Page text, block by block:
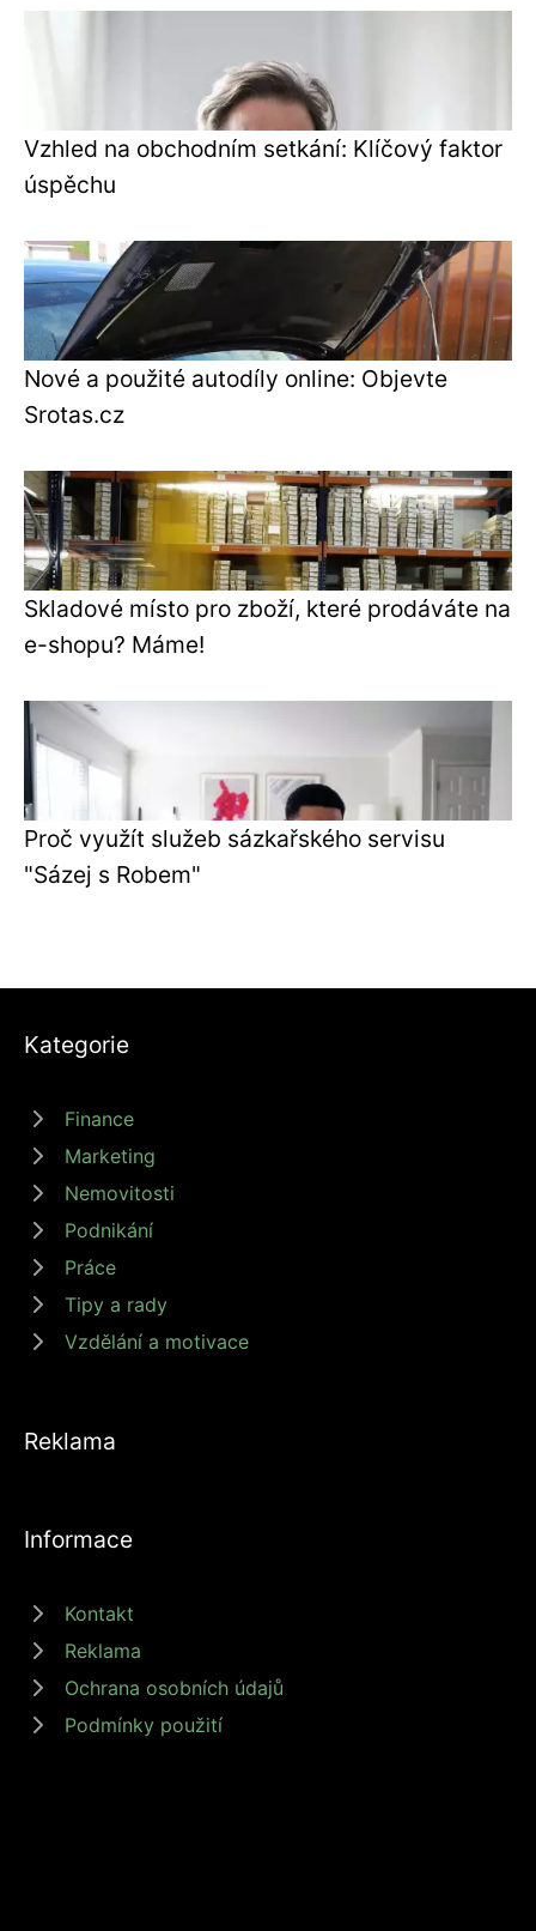
Vzhled na obchodním setkání: Klíčový faktor
úspěchu
Nové a použité autodíly online: Objevte
Srotas.cz
Skladové místo pro zboží, které prodáváte na
e-shopu? Máme!
Proč využít služeb sázkařského servisu
"Sázej s Robem"
Kategorie
Finance
Marketing
Nemovitosti
Podnikání
Práce
Tipy a rady
Vzdělání a motivace
Reklama
Informace
Kontakt
Reklama
Ochrana osobních údajů
Podmínky použití